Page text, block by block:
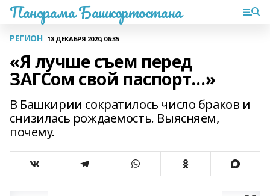
Панорама Башкортостана
РЕГИОН 18 ДЕКАБРЯ 2020, 06:35
«Я лучше съем перед
ЗАГСом свой паспорт…»
В Башкирии сократилось число браков и
снизилась рождаемость. Выясняем,
почему.